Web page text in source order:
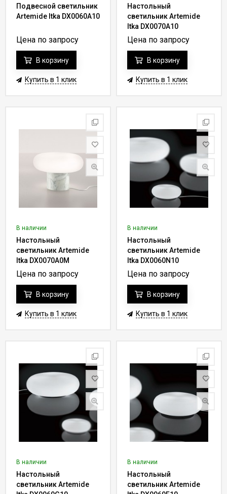
Подвесной светильник
Artemide Itka DX0060A10
Цена по запросу
В корзину
Купить в 1 клик
Настольный
светильник Artemide
Itka DX0070A10
Цена по запросу
В корзину
Купить в 1 клик
В наличии
Настольный
светильник Artemide
Itka DX0070A0M
Цена по запросу
В корзину
Купить в 1 клик
В наличии
Настольный
светильник Artemide
Itka DX0060N10
Цена по запросу
В корзину
Купить в 1 клик
В наличии
Настольный
светильник Artemide
В наличии
Настольный
светильник Artemide